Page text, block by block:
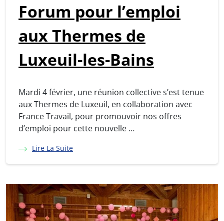
Forum pour l’emploi
aux Thermes de
Luxeuil-les-Bains
Mardi 4 février, une réunion collective s’est tenue
aux Thermes de Luxeuil, en collaboration avec
France Travail, pour promouvoir nos offres
d’emploi pour cette nouvelle …
Lire La Suite